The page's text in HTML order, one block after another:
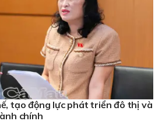
tạo động lực phát triển đô thị và
chính